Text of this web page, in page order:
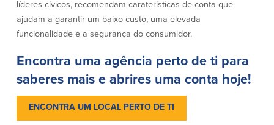
Políticas
Declaração de exoneração de
Seguro de depósito FDIC e DIF
líderes cívicos, recomendam caraterísticas de conta que
ajudam a garantir um baixo custo, uma elevada
funcionalidade e a segurança do consumidor.
Encontra uma agência perto de ti para
saberes mais e abrires uma conta hoje!
ENCONTRA UM LOCAL PERTO DE TI